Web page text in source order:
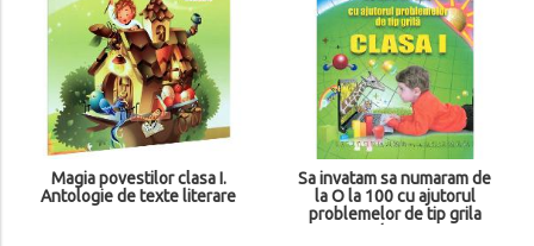
Magia povestilor clasa I.
Antologie de texte literare
Sa invatam sa numaram de
la O la 100 cu ajutorul
problemelor de tip grila